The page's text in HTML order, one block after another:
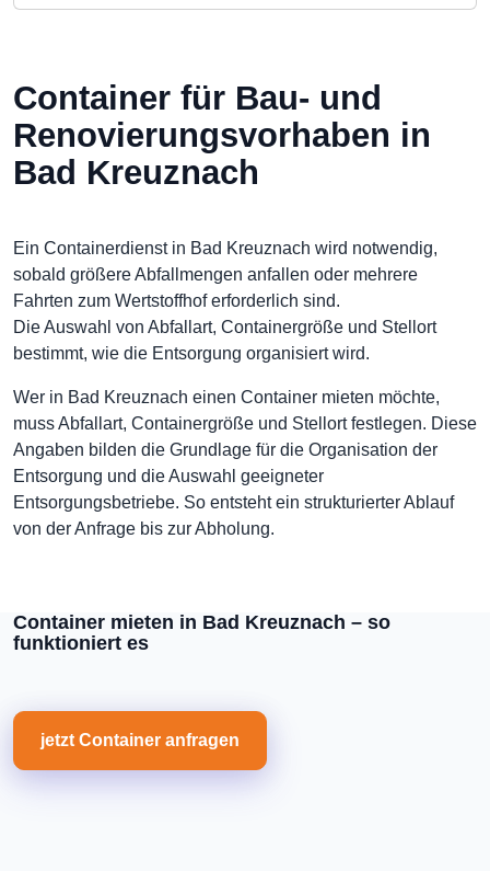
Container für Bau- und
Renovierungsvorhaben in
Bad Kreuznach
Ein Containerdienst in Bad Kreuznach wird notwendig,
sobald größere Abfallmengen anfallen oder mehrere
Fahrten zum Wertstoffhof erforderlich sind.
Die Auswahl von Abfallart, Containergröße und Stellort
bestimmt, wie die Entsorgung organisiert wird.
Wer in Bad Kreuznach einen Container mieten möchte,
muss Abfallart, Containergröße und Stellort festlegen. Diese
Angaben bilden die Grundlage für die Organisation der
Entsorgung und die Auswahl geeigneter
Entsorgungsbetriebe. So entsteht ein strukturierter Ablauf
von der Anfrage bis zur Abholung.
Container mieten in Bad Kreuznach – so
funktioniert es
jetzt Container anfragen